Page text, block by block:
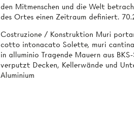
den Mitmenschen und die Welt
des Ortes einen Zeitraum definiert.
Costruzione / Konstruktion Muri
cotto intonacato Solette, muri
in alluminio Tragende Mauern aus
verputzt Decken, Kellerwände und
Aluminium